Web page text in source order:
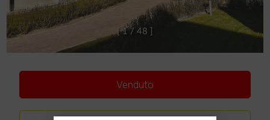
[ 1 / 48
Venduto